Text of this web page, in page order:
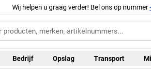
Wij helpen u graag verder! Bel ons op nummer
Bedrijf Opslag Transport